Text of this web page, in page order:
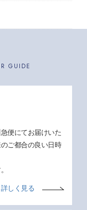
GUIDE
便にてお届けいた
ご都合の良い日時
詳しく見る